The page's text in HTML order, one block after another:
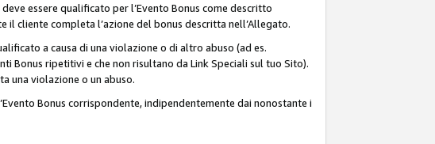
essere qualificato per l’Evento Bonus come descritto
il cliente completa l’azione del bonus descritta nell’Allegato.
a causa di una violazione o di altro abuso (ad es.
ripetitivi e che non risultano da Link Speciali sul tuo Sito).
una violazione o un abuso.
Bonus corrispondente, indipendentemente dai nonostante i